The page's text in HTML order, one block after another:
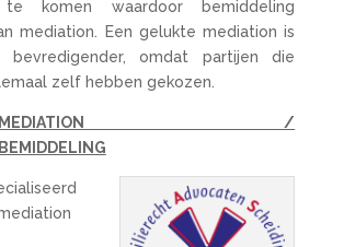
te komen waardoor bemiddeling
mediation. Een gelukte mediation is
bevredigender, omdat partijen die
zelf hebben gekozen.
/